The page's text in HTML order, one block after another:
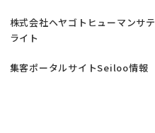
株式会社ヘヤゴトヒューマンサテ
ライト
集客ポータルサイトSeiloo情報